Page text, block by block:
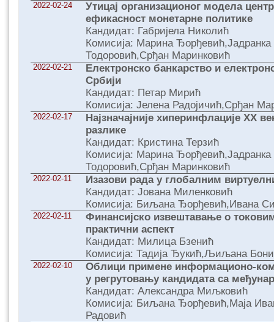
2022-02-24
Утицај организационог модела
ефикасност монетарне политике
Кандидат: Габријела Николић
Комисија: Марина
Тодоровић,Срђан Маринковић
2022-02-21
Електронско банкарство и
Србији
Кандидат: Петар Мирић
Комисија: Јелена Радојичић,Срђан
2022-02-17
Најзначајније хиперинфлације XX
разлике
Кандидат: Кристина Терзић
Комисија: Марина
Тодоровић,Срђан Маринковић
2022-02-11
Изазови рада у глобалним
Кандидат: Јована Миленковић
Комисија: Биљана Ђорђевић,Ивана
2022-02-11
Финансијско извештавање о
практични аспект
Кандидат: Милица Бзенић
Комисија: Тадија Ђукић,Љиљана
2022-02-10
Облици примене информационо-
у регрутовању кандидата са
Кандидат: Александра Миљковић
Комисија: Биљана Ђорђевић,Маја
Радовић